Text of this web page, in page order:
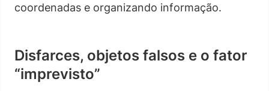
coordenadas e organizando informação.
Disfarces, objetos falsos e o fator
“imprevisto”